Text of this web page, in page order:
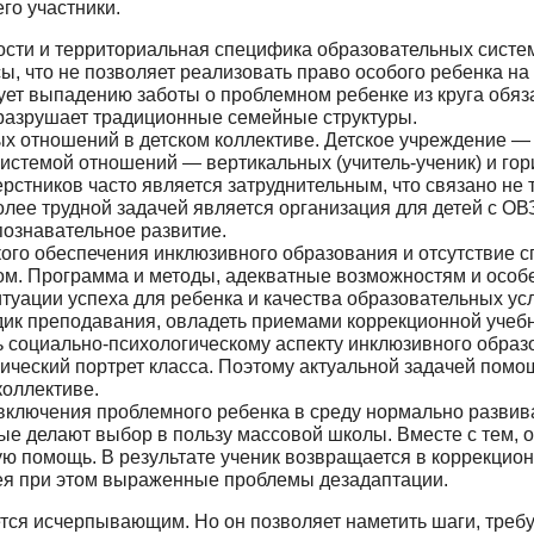
участники.
и территориальная специфика образовательных
что не позволяет реализовать право особого ребенка
выпадению заботы о проблемном ребенке из круга
традиционные семейные структуры.
от­ношений в детском коллективе. Детское учреждение
отношений — вертикальных (учитель-ученик) и
часто является затруднительным, что связано
трудной задачей является организация для детей
развитие.
обеспечения инклюзивного образования и отсутствие
Программа и методы, адекватные возможностям и
успеха для ребенка и качества образовательных
преподавания, овладеть приемами коррекционной
социально-психологическому аспекту инклюзивного
портрет класса. Поэтому актуальной задачей
проблемного ребенка в среду нормально
делают выбор в пользу массовой школы. Вместе с тем,
помощь. В результате ученик возвращается в
при этом выраженные проблемы дезадаптации.
исчерпывающим. Но он позволяет наметить шаги,